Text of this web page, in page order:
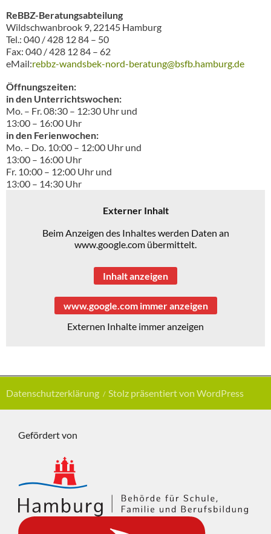
ReBBZ-Beratungsabteilung
Wildschwanbrook 9, 22145 Hamburg
Tel.: 040 / 428 12 84 – 50
Fax: 040 / 428 12 84 – 62
eMail:rebbz-wandsbek-nord-beratung@bsfb.hamburg.de
Öffnungszeiten:
in den Unterrichtswochen:
Mo. – Fr. 08:30 – 12:30 Uhr und
13:00 – 16:00 Uhr
in den Ferienwochen:
Mo. – Do. 10:00 – 12:00 Uhr und
13:00 – 16:00 Uhr
Fr. 10:00 – 12:00 Uhr und
13:00 – 14:30 Uhr
Externer Inhalt
Beim Anzeigen des Inhaltes werden Daten an
www.google.com übermittelt.
Inhalt anzeigen
www.google.com immer anzeigen
Externen Inhalte immer anzeigen
Datenschutzerklärung Stolz präsentiert von WordPress
Gefördert von